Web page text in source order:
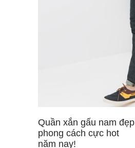
Quần xắn gấu nam đẹp
phong cách cực hot
năm nay!